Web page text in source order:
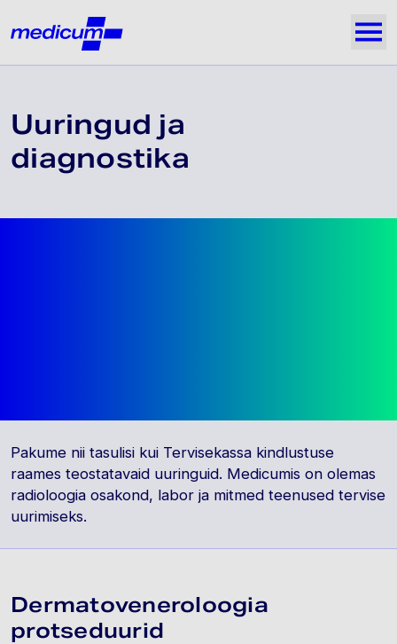
Medicum
Uuringud ja
diagnostika
Pakume nii tasulisi kui Tervisekassa kindlustuse
raames teostatavaid uuringuid. Medicumis on olemas
radioloogia osakond, labor ja mitmed teenused tervise
uurimiseks.
Dermatoveneroloogia
protseduurid